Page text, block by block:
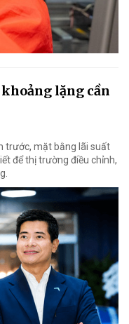
lặng cần
trước, mặt bằng lãi suất
để thị trường điều chỉnh,